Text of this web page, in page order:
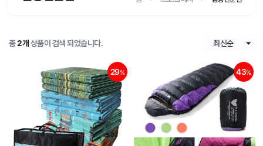
총2개 상품이 검색 되었습니다.
29% 43%